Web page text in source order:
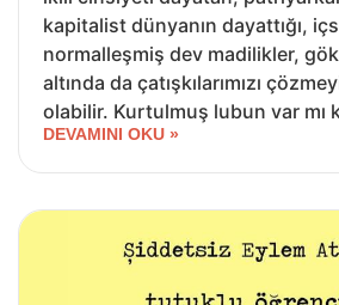
kapitalist dünyanın dayattığı,
normalleşmiş dev madilikler,
altında da çatışkılarımızı
olabilir. Kurtulmuş lubun var mı
DEVAMINI OKU »